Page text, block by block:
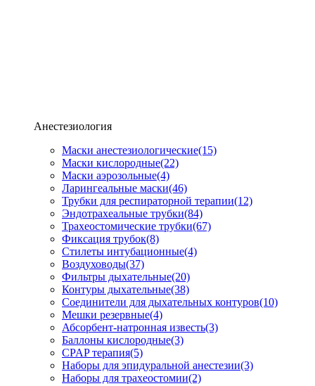
Анестезиология
Маски анестезиологические(15)
Маски кислородные(22)
Маски аэрозольные(4)
Ларингеальные маски(46)
Трубки для респираторной терапии(12)
Эндотрахеальные трубки(84)
Трахеостомические трубки(67)
Фиксация трубок(8)
Стилеты интубационные(4)
Воздуховоды(37)
Фильтры дыхательные(20)
Контуры дыхательные(38)
Соединители для дыхательных контуров(10)
Мешки резервные(4)
Абсорбент-натронная известь(3)
Баллоны кислородные(3)
CPAP терапия(5)
Наборы для эпидуральной анестезии(3)
Наборы для трахеостомии(2)